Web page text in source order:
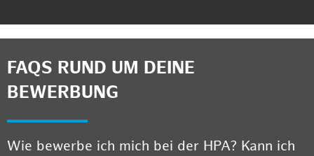
FAQS RUND UM DEINE
BEWERBUNG
Wie bewerbe ich mich bei der HPA? Kann ich